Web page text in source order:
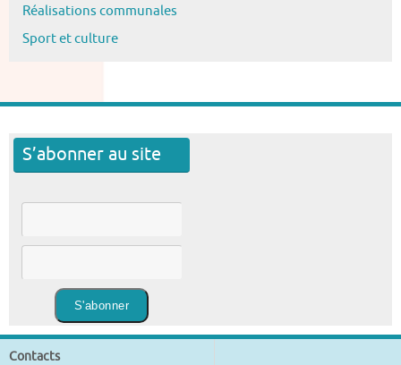
Réalisations communales
Sport et culture
S’abonner au site
Contacts